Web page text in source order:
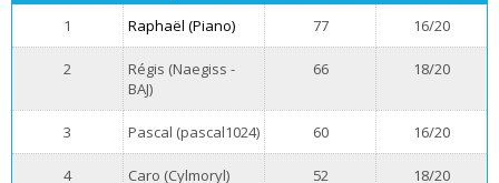
1 Raphaël (Piano) 77 16/20
2
Régis (Naegiss -
BAJ)
66 18/20
3 Pascal (pascal1024) 60 16/20
4 Caro (Cylmoryl) 52 18/20